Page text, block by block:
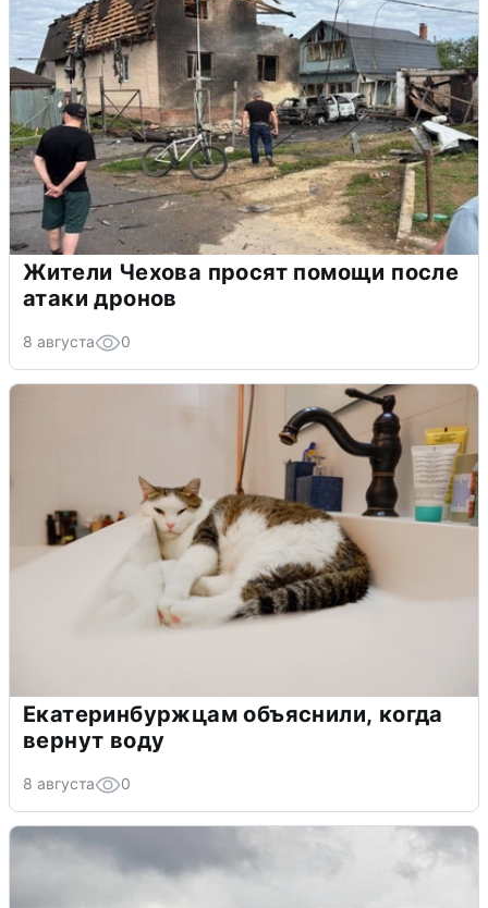
Жители Чехова просят помощи после
атаки дронов
8 августа 0
Екатеринбуржцам объяснили, когда
вернут воду
8 августа 0